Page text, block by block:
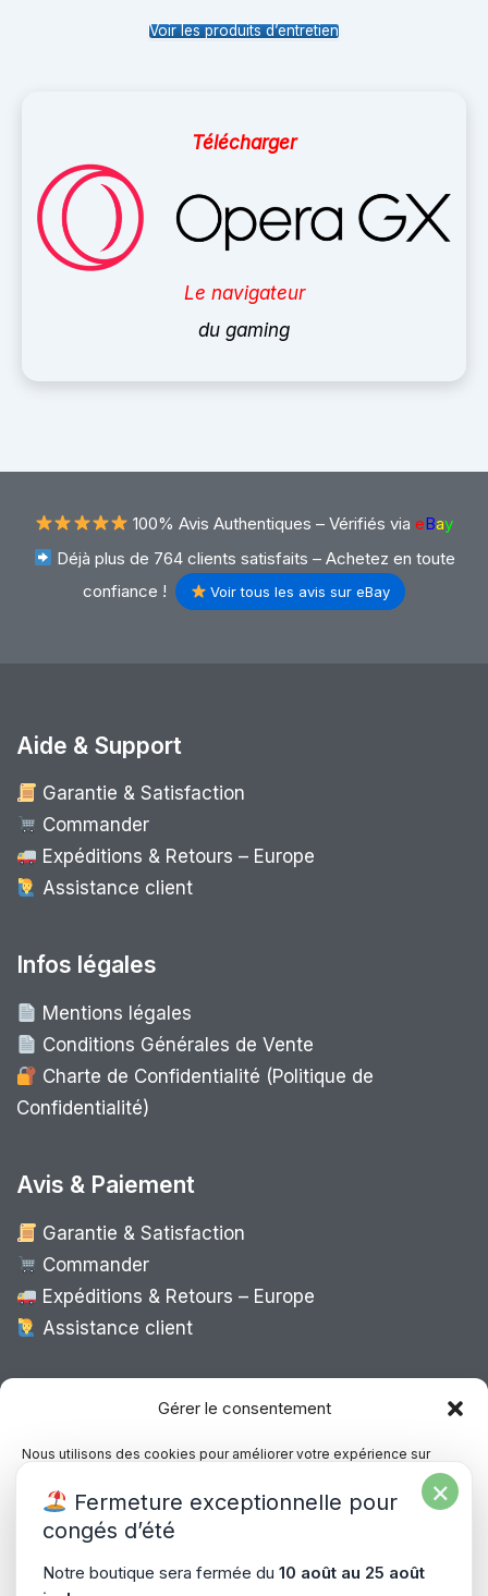
Gérer le consentement
Nous utilisons des cookies pour améliorer votre expérience sur
notre site, analyser le trafic et proposer des contenus personnalisés.
Vous pouvez accepter, refuser ou gérer vos préférences à tout
moment.
Voir les produits d’entretien
Télécharger
Le navigateur
du gaming
100% Avis Authentiques – Vérifiés via eBay
Déjà plus de 764 clients satisfaits – Achetez en toute
confiance !
Voir tous les avis sur eBay
Aide & Support
Garantie & Satisfaction
Commander
Expéditions & Retours – Europe
Assistance client
Infos légales
Mentions légales
Conditions Générales de Vente
Charte de Confidentialité (Politique de
Confidentialité)
Avis & Paiement
Garantie & Satisfaction
Commander
Expéditions & Retours – Europe
Assistance client
Expédition Europe
Livraison rapide dans toute l’Europe via
“ Mondial Relay
×
Fermeture exceptionnelle pour
congés d’été
Notre boutique sera fermée du 10 août au 25 août